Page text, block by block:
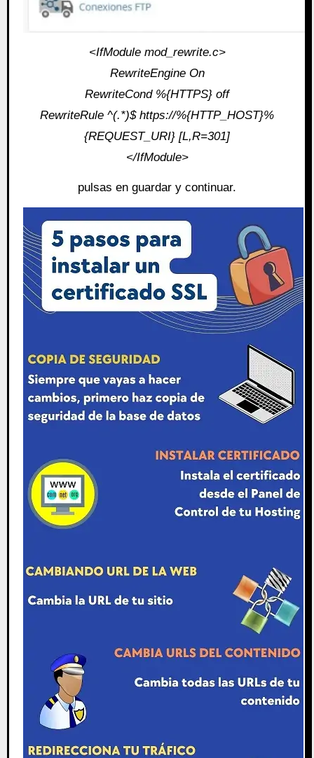
<IfModule mod_rewrite.c>
RewriteEngine On
RewriteCond %{HTTPS} off
RewriteRule ^(.*)$ https://%{HTTP_HOST}%
{REQUEST_URI} [L,R=301]
</IfModule>
pulsas en guardar y continuar.